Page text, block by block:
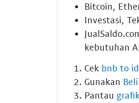
Bitcoin,
Investasi,
kebutuhan
Cek bnb to
Gunakan
Pantau